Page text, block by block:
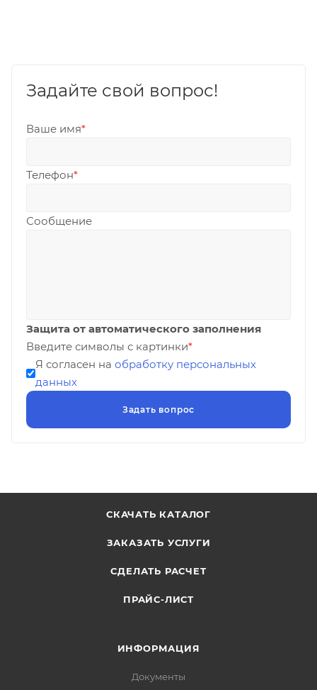
Задайте свой вопрос!
Ваше имя*
Телефон*
Сообщение
Защита от автоматического заполнения
Введите символы с картинки*
Я согласен на обработку персональных
данных
СКАЧАТЬ КАТАЛОГ
ЗАКАЗАТЬ УСЛУГИ
СДЕЛАТЬ РАСЧЕТ
ПРАЙС-ЛИСТ
ИНФОРМАЦИЯ
Документы